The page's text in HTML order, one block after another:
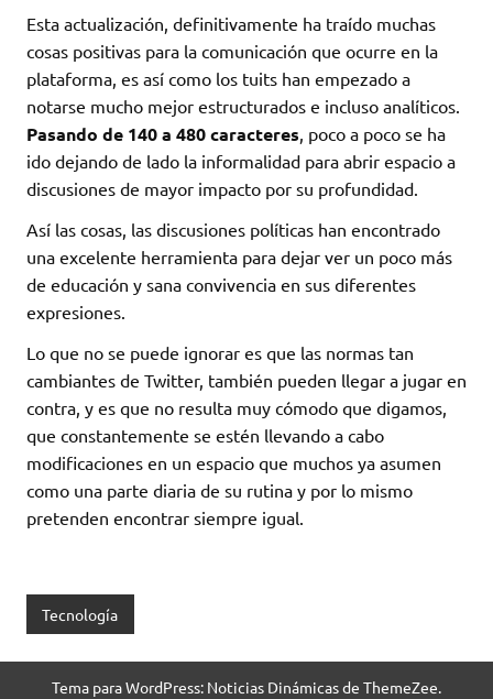
Esta actualización, definitivamente ha traído muchas
cosas positivas para la comunicación que ocurre en la
plataforma, es así como los tuits han empezado a
notarse mucho mejor estructurados e incluso analíticos.
Pasando de 140 a 480 caracteres, poco a poco se ha
ido dejando de lado la informalidad para abrir espacio a
discusiones de mayor impacto por su profundidad.
Así las cosas, las discusiones políticas han encontrado
una excelente herramienta para dejar ver un poco más
de educación y sana convivencia en sus diferentes
expresiones.
Lo que no se puede ignorar es que las normas tan
cambiantes de Twitter, también pueden llegar a jugar en
contra, y es que no resulta muy cómodo que digamos,
que constantemente se estén llevando a cabo
modificaciones en un espacio que muchos ya asumen
como una parte diaria de su rutina y por lo mismo
pretenden encontrar siempre igual.
Tecnología
Tema para WordPress: Noticias Dinámicas de ThemeZee.